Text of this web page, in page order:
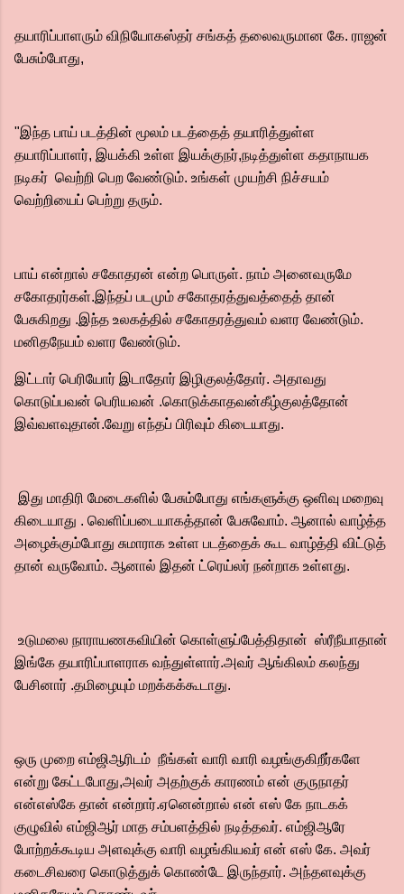
தயாரிப்பாளரும் விநியோகஸ்தர் சங்கத் தலைவருமான கே. ராஜன்
பேசும்போது,
"இந்த பாய் படத்தின் மூலம் படத்தைத் தயாரித்துள்ள
தயாரிப்பாளர், இயக்கி உள்ள இயக்குநர்,நடித்துள்ள கதாநாயக
நடிகர் வெற்றி பெற வேண்டும். உங்கள் முயற்சி நிச்சயம்
வெற்றியைப் பெற்று தரும்.
பாய் என்றால் சகோதரன் என்ற பொருள். நாம் அனைவருமே
சகோதரர்கள்.இந்தப் படமும் சகோதரத்துவத்தைத் தான்
பேசுகிறது .இந்த உலகத்தில் சகோதரத்துவம் வளர வேண்டும்.
மனிதநேயம் வளர வேண்டும்.
இட்டார் பெரியோர் இடாதோர் இழிகுலத்தோர். அதாவது
கொடுப்பவன் பெரியவன் .கொடுக்காதவன்கீழ்குலத்தோன்
இவ்வளவுதான்.வேறு எந்தப் பிரிவும் கிடையாது.
இது மாதிரி மேடைகளில் பேசும்போது எங்களுக்கு ஒளிவு மறைவு
கிடையாது . வெளிப்படையாகத்தான் பேசுவோம். ஆனால் வாழ்த்த
அழைக்கும்போது சுமாராக உள்ள படத்தைக் கூட வாழ்த்தி விட்டுத்
தான் வருவோம். ஆனால் இதன் ட்ரெய்லர் நன்றாக உள்ளது.
உடுமலை நாராயணகவியின் கொள்ளுப்பேத்திதான் ஸ்ரீநீயாதான்
இங்கே தயாரிப்பாளராக வந்துள்ளார்.அவர் ஆங்கிலம் கலந்து
பேசினார் .தமிழையும் மறக்கக்கூடாது.
ஒரு முறை எம்ஜிஆரிடம் நீங்கள் வாரி வாரி வழங்குகிறீர்களே
என்று கேட்டபோது,அவர் அதற்குக் காரணம் என் குருநாதர்
என்எஸ்கே தான் என்றார்.ஏனென்றால் என் எஸ் கே நாடகக்
குழுவில் எம்ஜிஆர் மாத சம்பளத்தில் நடித்தவர். எம்ஜிஆரே
போற்றக்கூடிய அளவுக்கு வாரி வழங்கியவர் என் எஸ் கே. அவர்
கடைசிவரை கொடுத்துக் கொண்டே இருந்தார். அந்தளவுக்கு